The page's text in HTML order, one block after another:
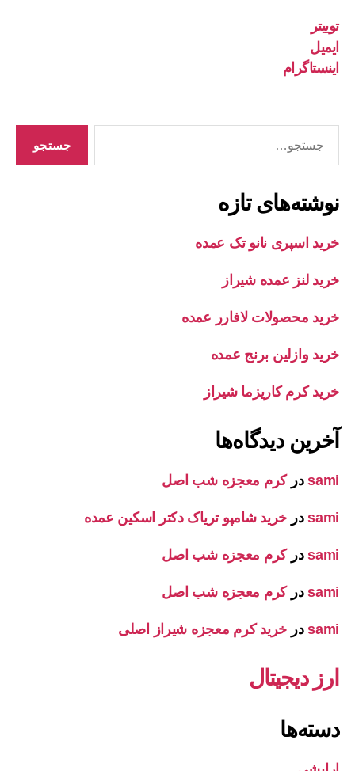
توییتر
ایمیل
اینستاگرام
نوشته‌های تازه
خرید اسپری نانو تک عمده
خرید لنز عمده شیراز
خرید محصولات لافارر عمده
خرید وازلین برنج عمده
خرید کرم کاریزما شیراز
آخرین دیدگاه‌ها
samiدرکرم معجزه شب اصل
samiدر خرید شامپو تریاک دکتر اسکین عمده
samiدرکرم معجزه شب اصل
samiدرکرم معجزه شب اصل
samiدر خرید کرم معجزه شیراز اصلی
ارز دیجیتال
دسته‌ها